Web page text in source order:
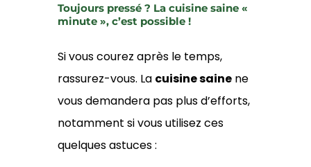
Toujours pressé ? La cuisine saine «
minute », c’est possible !
Si vous courez après le temps,
rassurez-vous. La cuisine sainene
vous demandera pas plus d’efforts,
notamment si vous utilisez ces
quelques astuces :